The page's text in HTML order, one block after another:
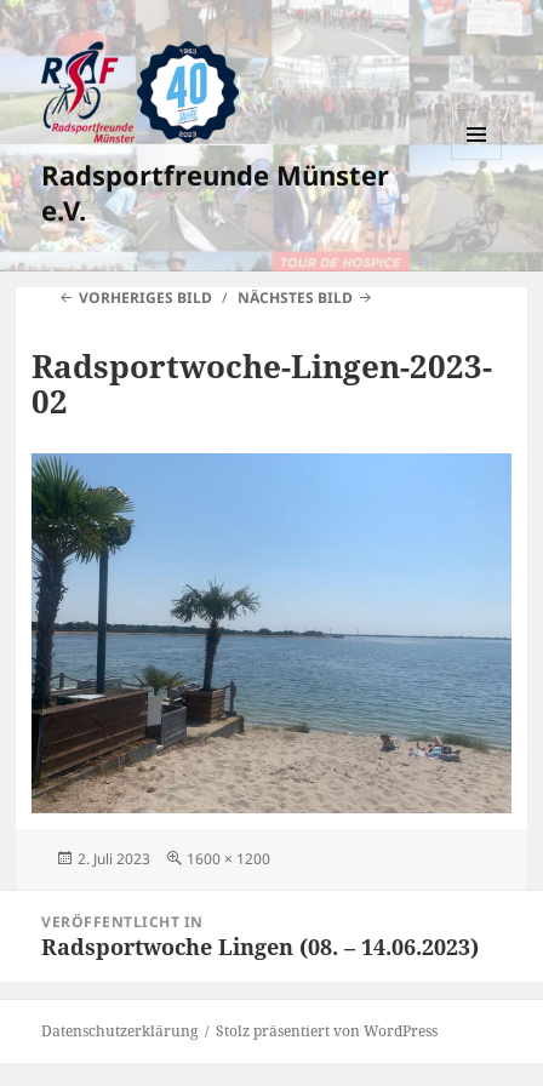
Radsportfreunde Münster
e.V.
MENÜ
UND
WIDGETS
VORHERIGES BILD NÄCHSTES BILD
Radsportwoche-Lingen-2023-
02
Veröffentlicht
2. Juli 2023 Originalgröße
1600 × 1200
VERÖFFENTLICHT IN
Radsportwoche Lingen (08. – 14.06.2023)
Datenschutzerklärung Stolz präsentiert von WordPress